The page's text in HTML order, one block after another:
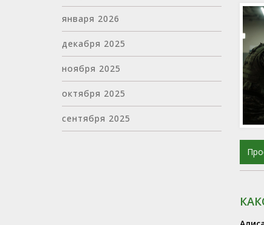
января 2026
декабря 2025
ноября 2025
октября 2025
сентября 2025